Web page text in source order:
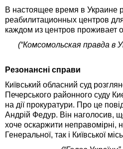
В настоящее время в Украине
реабилитационных центров
каждом из центров проживает
(“Комсомольская правда в
Резонансні справи
Київський обласний суд
Печерського районного суду
на дії прокуратури. Про це
Андрій Федур. Він наголосив,
хоче оскаржити неправомірні,
Генеральної, так і Київської